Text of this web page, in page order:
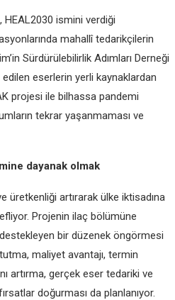
HEAL2030 ismini verdiği
mahallî tedarikçilerin
Sürdürülebilirlik Adımları Derneği
eserlerin yerli kaynaklardan
projesi ile bilhassa pandemi
tekrar yaşanmaması ve
dayanak olmak
üretkenliği artırarak ülke iktisadına
Projenin ilaç bölümüne
bir düzenek öngörmesi
maliyet avantajı, termin
artırma, gerçek eser tedariki ve
doğurması da planlanıyor.